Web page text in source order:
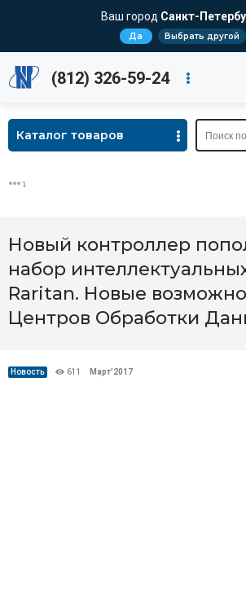
Ваш город Санкт-
Да Выбрать другой
(812) 326-59-24
Каталог товаров
Новый контроллер
набор
Raritan. Новые
Центров Обработки
Новость 611 Март’2017